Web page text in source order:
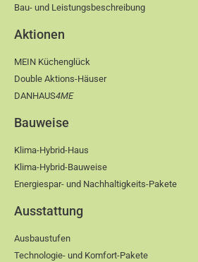
Bau- und Leistungsbeschreibung
Aktionen
MEIN Küchenglück
Double Aktions-Häuser
DANHAUS4ME
Bauweise
Klima-Hybrid-Haus
Klima-Hybrid-Bauweise
Energiespar- und Nachhaltigkeits-Pakete
Ausstattung
Ausbaustufen
Technologie- und Komfort-Pakete